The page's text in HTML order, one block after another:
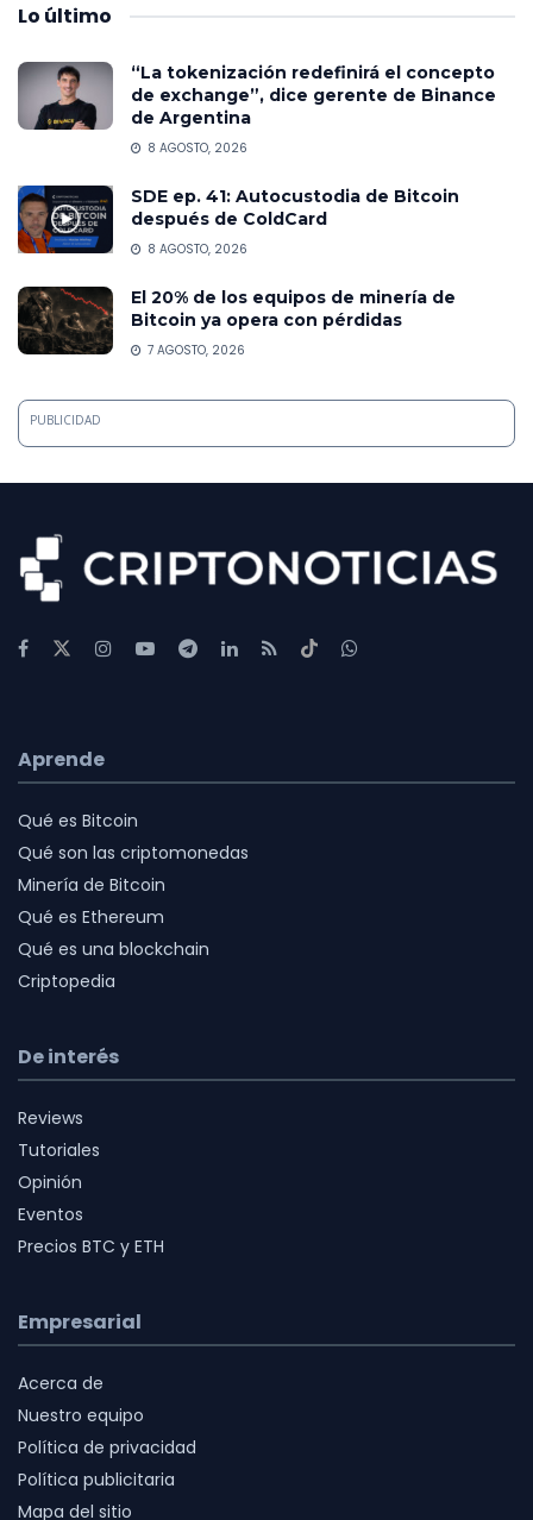
Lo último
“La tokenización redefinirá el concepto
de exchange”, dice gerente de Binance
de Argentina
8 AGOSTO, 2026
SDE ep. 41: Autocustodia de Bitcoin
después de ColdCard
8 AGOSTO, 2026
El 20% de los equipos de minería de
Bitcoin ya opera con pérdidas
7 AGOSTO, 2026
PUBLICIDAD
Aprende
Qué es Bitcoin
Qué son las criptomonedas
Minería de Bitcoin
Qué es Ethereum
Qué es una blockchain
Criptopedia
De interés
Reviews
Tutoriales
Opinión
Eventos
Precios BTC y ETH
Empresarial
Acerca de
Nuestro equipo
Política de privacidad
Política publicitaria
Mapa del sitio